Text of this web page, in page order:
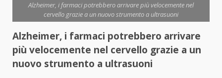
Alzheimer, i farmaci potrebbero arrivare più velocemente nel
cervello grazie a un nuovo strumento a ultrasuoni
Alzheimer, i farmaci potrebbero arrivare
più velocemente nel cervello grazie a un
nuovo strumento a ultrasuoni